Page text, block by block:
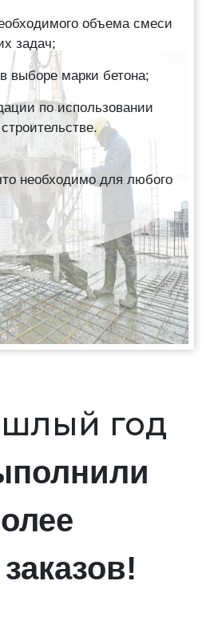
объема смеси
задач;
выборе марки бетона;
по использовании
необходимо для любого
год